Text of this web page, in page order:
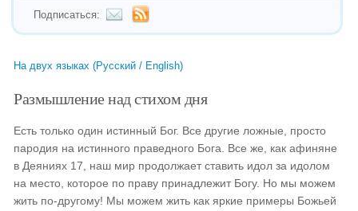
Подписаться:
На двух языках (Русский / English)
Размышление над стихом дня
Есть только один истинный Бог. Все другие ложные, просто
пародия на истинного праведного Бога. Все же, как афиняне
в Деяниях 17, наш мир продолжает ставить идол за идолом
на место, которое по праву принадлежит Богу. Но мы можем
жить по-другому! Мы можем жить как яркие примеры Божьей